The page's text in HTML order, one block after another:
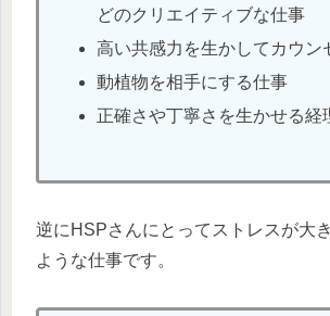
どのクリエイティブな仕事
高い共感力を生かしてカウン
動植物を相手にする仕事
正確さや丁寧さを生かせる経
逆にHSPさんにとってストレスが大
ような仕事です。